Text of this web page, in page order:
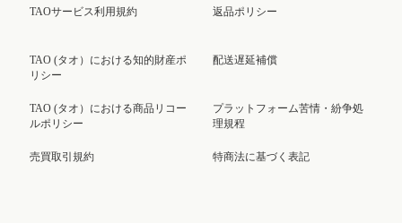
TAOサービス利用規約
TAO (タオ）における知的財産ポ
リシー
TAO (タオ）における商品リコー
ルポリシー
売買取引規約
返品ポリシー
配送遅延補償
プラットフォーム苦情・紛争処
理規程
特商法に基づく表記